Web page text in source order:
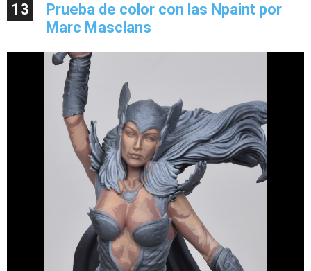
13
Prueba de color con las Npaint por
Marc Masclans